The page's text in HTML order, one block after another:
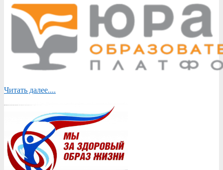
Читать далее....